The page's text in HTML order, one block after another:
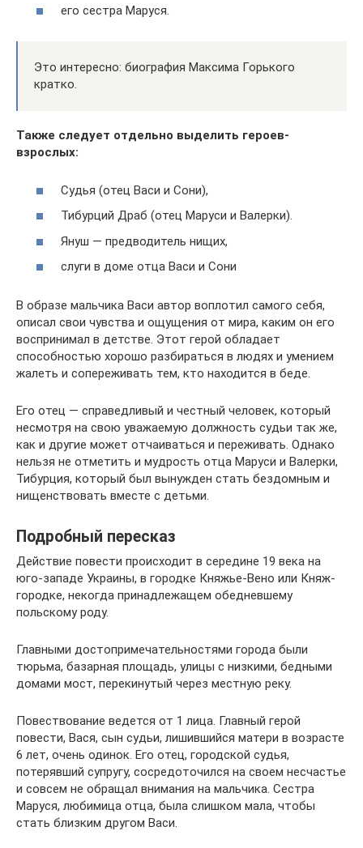
его сестра Маруся.
Это интересно: биография Максима Горького
кратко.
Также следует отдельно выделить героев-
взрослых:
Судья (отец Васи и Сони),
Тибурций Драб (отец Маруси и Валерки).
Януш — предводитель нищих,
слуги в доме отца Васи и Сони
В образе мальчика Васи автор воплотил самого себя,
описал свои чувства и ощущения от мира, каким он его
воспринимал в детстве. Этот герой обладает
способностью хорошо разбираться в людях и умением
жалеть и сопереживать тем, кто находится в беде.
Его отец — справедливый и честный человек, который
несмотря на свою уважаемую должность судьи так же,
как и другие может отчаиваться и переживать. Однако
нельзя не отметить и мудрость отца Маруси и Валерки,
Тибурция, который был вынужден стать бездомным и
нищенствовать вместе с детьми.
Подробный пересказ
Действие повести происходит в середине 19 века на
юго-западе Украины, в городке Княжье-Вено или Княж-
городке, некогда принадлежащем обедневшему
польскому роду.
Главными достопримечательностями города были
тюрьма, базарная площадь, улицы с низкими, бедными
домами мост, перекинутый через местную реку.
Повествование ведется от 1 лица. Главный герой
повести, Вася, сын судьи, лишившийся матери в возрасте
6 лет, очень одинок. Его отец, городской судья,
потерявший супругу, сосредоточился на своем несчастье
и совсем не обращал внимания на мальчика. Сестра
Маруся, любимица отца, была слишком мала, чтобы
стать близким другом Васи.